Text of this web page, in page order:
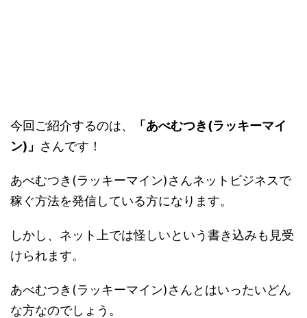
今回ご紹介するのは、
「あべむつき(ラッキーマイ
ン)」 さんです！
あべむつき(ラッキーマイン)さんネットビジネスで
稼ぐ方法を発信している方になります。
しかし、ネット上では怪しいという書き込みも見受
けられます。
あべむつき(ラッキーマイン)さんとはいったいどん
な方なのでしょう。